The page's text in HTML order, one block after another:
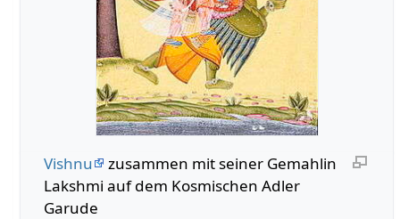
Vishnu
zusammen mit seiner Gemahlin
Lakshmi auf dem Kosmischen Adler
Garude